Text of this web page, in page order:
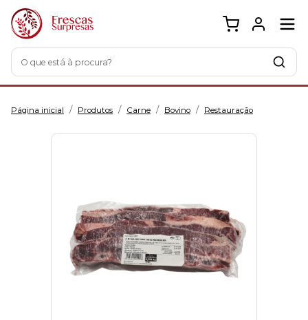
O que está à procura?
Página inicial / Produtos / Carne / Bovino / Restauração